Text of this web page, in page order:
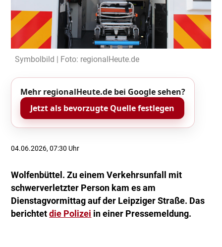
Symbolbild | Foto: regionalHeute.de
Mehr regionalHeute.de bei Google sehen?
Jetzt als bevorzugte Quelle festlegen
04.06.2026, 07:30 Uhr
Wolfenbüttel. Zu einem Verkehrsunfall mit
schwerverletzter Person kam es am
Dienstagvormittag auf der Leipziger Straße. Das
berichtetdie Polizei in einer Pressemeldung.